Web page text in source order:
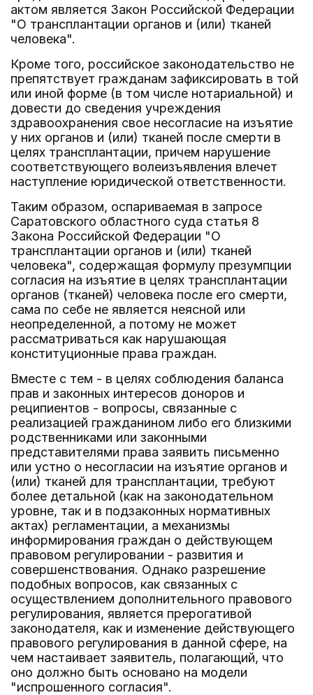
актом является Закон Российской Федерации
"О трансплантации органов и (или) тканей
человека".
Кроме того, российское законодательство не
препятствует гражданам зафиксировать в той
или иной форме (в том числе нотариальной) и
довести до сведения учреждения
здравоохранения свое несогласие на изъятие
у них органов и (или) тканей после смерти в
целях трансплантации, причем нарушение
соответствующего волеизъявления влечет
наступление юридической ответственности.
Таким образом, оспариваемая в запросе
Саратовского областного суда статья 8
Закона Российской Федерации "О
трансплантации органов и (или) тканей
человека", содержащая формулу презумпции
согласия на изъятие в целях трансплантации
органов (тканей) человека после его смерти,
сама по себе не является неясной или
неопределенной, а потому не может
рассматриваться как нарушающая
конституционные права граждан.
Вместе с тем - в целях соблюдения баланса
прав и законных интересов доноров и
реципиентов - вопросы, связанные с
реализацией гражданином либо его близкими
родственниками или законными
представителями права заявить письменно
или устно о несогласии на изъятие органов и
(или) тканей для трансплантации, требуют
более детальной (как на законодательном
уровне, так и в подзаконных нормативных
актах) регламентации, а механизмы
информирования граждан о действующем
правовом регулировании - развития и
совершенствования. Однако разрешение
подобных вопросов, как связанных с
осуществлением дополнительного правового
регулирования, является прерогативой
законодателя, как и изменение действующего
правового регулирования в данной сфере, на
чем настаивает заявитель, полагающий, что
оно должно быть основано на модели
"испрошенного согласия".